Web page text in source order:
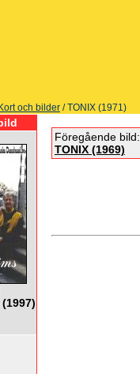
Kort och bilder / TONIX (1971)
(1997)
Föregående bild:
TONIX (1969)